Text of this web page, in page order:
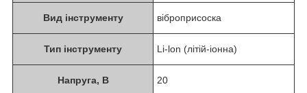
Вид інструменту віброприсоска
Тип інструменту Li-lon (літій-іонна)
Напруга, В 20